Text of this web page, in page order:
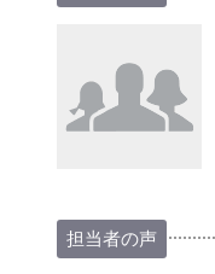
担当者の声